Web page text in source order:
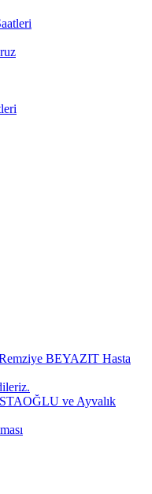
BEYAZIT Hasta
ve Ayvalık